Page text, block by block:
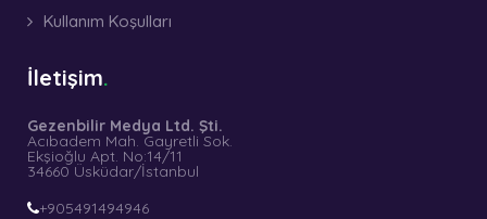
Kullanım Koşulları
İletişim
Gezenbilir Medya Ltd. Şti.
Acıbadem Mah. Gayretli Sok.
Ekşioğlu Apt. No:14/11
34660 Üsküdar/İstanbul
+905491494946